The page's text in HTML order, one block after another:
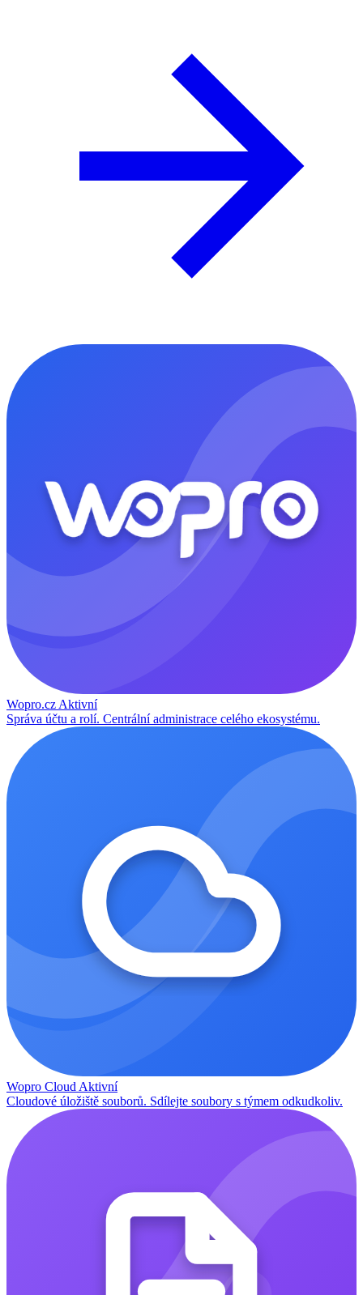
Wopro.cz Aktivní
Správa účtu a rolí. Centrální administrace celého ekosystému.
Wopro Cloud Aktivní
Cloudové úložiště souborů. Sdílejte soubory s týmem odkudkoliv.